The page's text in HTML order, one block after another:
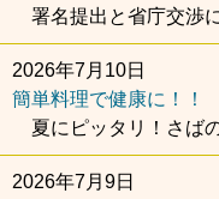
署名提出と省庁交渉
2026年7月10日
簡単料理で健康に！！
夏にピッタリ！さば
2026年7月9日